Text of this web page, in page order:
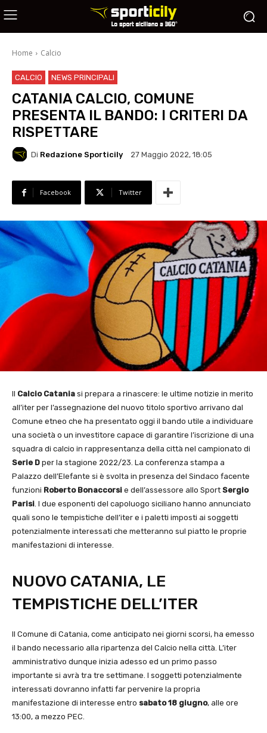
Home Calcio
CALCIO NEWS PRINCIPALI
CATANIA CALCIO, COMUNE
PRESENTA IL BANDO: I CRITERI DA
RISPETTARE
Di Redazione Sporticily 27 Maggio 2022, 18:05
Facebook Twitter
Il Calcio Catania si prepara a rinascere: le ultime notizie in merito
all’iter per l’assegnazione del nuovo titolo sportivo arrivano dal
Comune etneo che ha presentato oggi il bando utile a individuare
una società o un investitore capace di garantire l’iscrizione di una
squadra di calcio in rappresentanza della città nel campionato di
Serie D per la stagione 2022/23. La conferenza stampa a
Palazzo dell’Elefante si è svolta in presenza del Sindaco facente
funzioni Roberto Bonaccorsi e dell’assessore allo Sport Sergio
Parisi. I due esponenti del capoluogo siciliano hanno annunciato
quali sono le tempistiche dell’iter e i paletti imposti ai soggetti
potenzialmente interessati che metteranno sul piatto le proprie
manifestazioni di interesse.
NUOVO CATANIA, LE
TEMPISTICHE DELL’ITER
Il Comune di Catania, come anticipato nei giorni scorsi, ha emesso
il bando necessario alla ripartenza del Calcio nella città. L’iter
amministrativo dunque inizia adesso ed un primo passo
importante si avrà tra tre settimane. I soggetti potenzialmente
interessati dovranno infatti far pervenire la propria
manifestazione di interesse entro sabato 18 giugno, alle ore
13:00, a mezzo PEC.